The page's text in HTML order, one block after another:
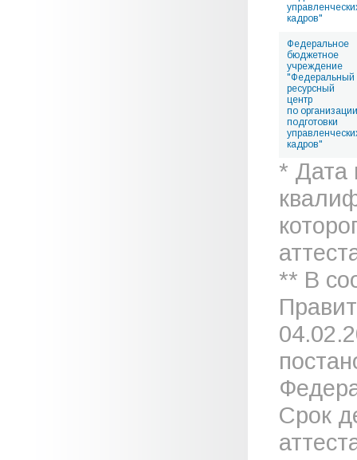
кадров"
Федеральное
бюджетное
учреждение
"Федеральный
ресурсный
центр
по организации
подготовки
кадров"
* Дата
** В
Срок